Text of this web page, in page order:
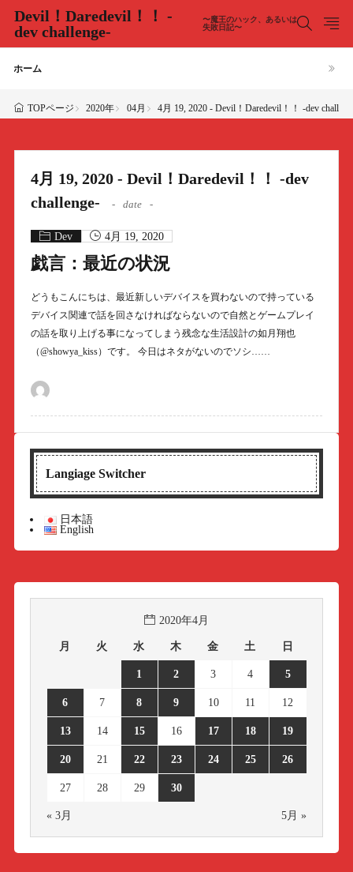
Devil！Daredevil！！ -
dev challenge-
〜魔王のハック、あるいは
失敗日記〜
ホーム
TOPページ 2020年 04月 4月 19, 2020 - Devil！Daredevil！！ -dev
4月 19, 2020 - Devil！Daredevil！！ -dev
challenge-
date
Dev 4月 19, 2020
戯言：最近の状況
どうもこんにちは、最近新しいデバイスを買わないので持っている
デバイス関連で話を回さなければならないので自然とゲームプレイ
の話を取り上げる事になってしまう残念な生活設計の如月翔也
（@showya_kiss）です。 今日はネタがないのでソシ……
Langiage Switcher
日本語
English
2020年4月
月 火 水 木 金 土 日
1 2 3 4 5
6 7 8 9 10 11 12
13 14 15 16 17 18 19
20 21 22 23 24 25 26
27 28 29 30
« 3月 5月 »